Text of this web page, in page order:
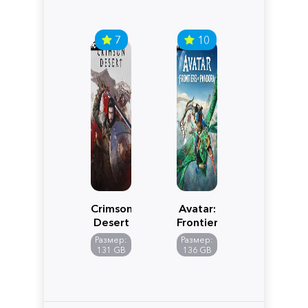
7
Crimson
Desert
Размер:
131 GB
10
Avatar:
Frontiers
of
Pandora
Размер:
136 GB